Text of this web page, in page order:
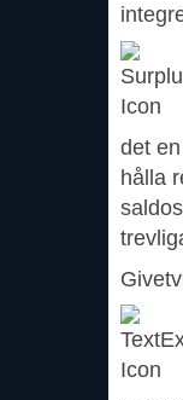
det
hålla